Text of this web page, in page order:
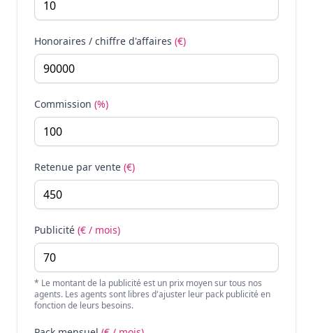
Honoraires / chiffre d'affaires (€)
Commission (%)
Retenue par vente (€)
Publicité (€ / mois)
* Le montant de la publicité est un prix moyen sur tous nos
agents. Les agents sont libres d'ajuster leur pack publicité en
fonction de leurs besoins.